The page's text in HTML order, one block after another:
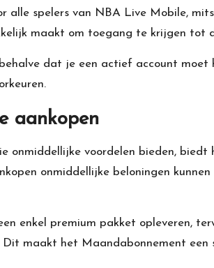
alle spelers van NBA Live Mobile,
maakt om toegang te krijgen tot
dat je een actief account
aankopen
onmiddellijke voordelen bieden,
onmiddellijke beloningen
enkel premium pakket opleveren,
maakt het Maandabonnement een